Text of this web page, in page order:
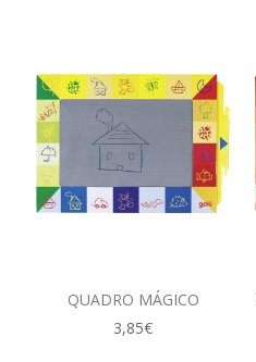
QUADRO MÁGICO
3,85€